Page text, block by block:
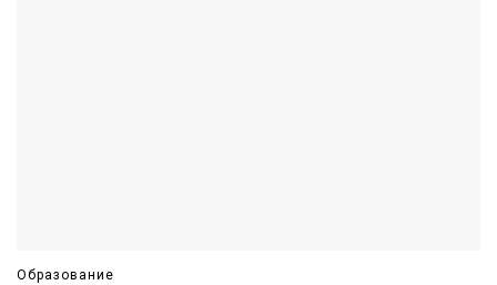
Образование